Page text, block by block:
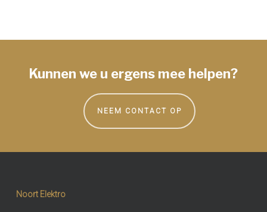
Kunnen we u ergens mee helpen?
NEEM CONTACT OP
Noort Elektro